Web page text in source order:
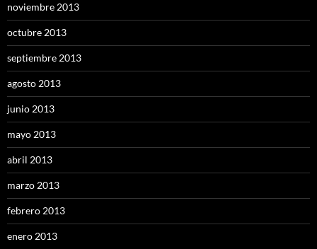
noviembre 2013
octubre 2013
septiembre 2013
agosto 2013
junio 2013
mayo 2013
abril 2013
marzo 2013
febrero 2013
enero 2013